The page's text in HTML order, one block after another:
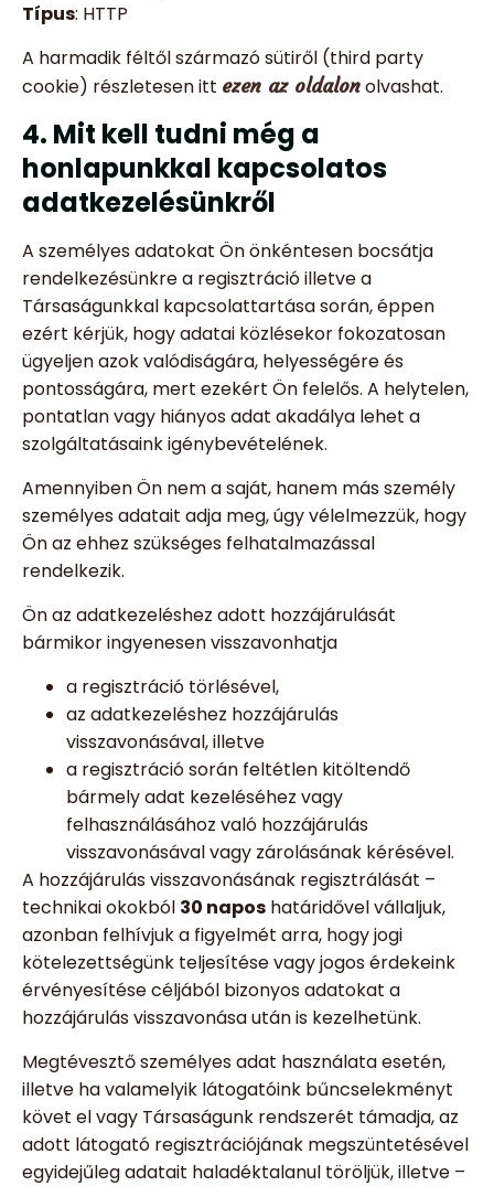
Típus: HTTP
A harmadik féltől származó sütiről (third party
cookie) részletesen itt ezen az oldalonolvashat.
4. Mit kell tudni még a
honlapunkkal kapcsolatos
adatkezelésünkről
A személyes adatokat Ön önkéntesen bocsátja
rendelkezésünkre a regisztráció illetve a
Társaságunkkal kapcsolattartása során, éppen
ezért kérjük, hogy adatai közlésekor fokozatosan
ügyeljen azok valódiságára, helyességére és
pontosságára, mert ezekért Ön felelős. A helytelen,
pontatlan vagy hiányos adat akadálya lehet a
szolgáltatásaink igénybevételének.
Amennyiben Ön nem a saját, hanem más személy
személyes adatait adja meg, úgy vélelmezzük, hogy
Ön az ehhez szükséges felhatalmazással
rendelkezik.
Ön az adatkezeléshez adott hozzájárulását
bármikor ingyenesen visszavonhatja
a regisztráció törlésével,
az adatkezeléshez hozzájárulás
visszavonásával, illetve
a regisztráció során feltétlen kitöltendő
bármely adat kezeléséhez vagy
felhasználásához való hozzájárulás
visszavonásával vagy zárolásának kérésével.
A hozzájárulás visszavonásának regisztrálását –
technikai okokból 30 napos határidővel vállaljuk,
azonban felhívjuk a figyelmét arra, hogy jogi
kötelezettségünk teljesítése vagy jogos érdekeink
érvényesítése céljából bizonyos adatokat a
hozzájárulás visszavonása után is kezelhetünk.
Megtévesztő személyes adat használata esetén,
illetve ha valamelyik látogatóink bűncselekményt
követ el vagy Társaságunk rendszerét támadja, az
adott látogató regisztrációjának megszüntetésével
egyidejűleg adatait haladéktalanul töröljük, illetve –